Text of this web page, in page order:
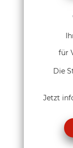
für
Die
Jetzt